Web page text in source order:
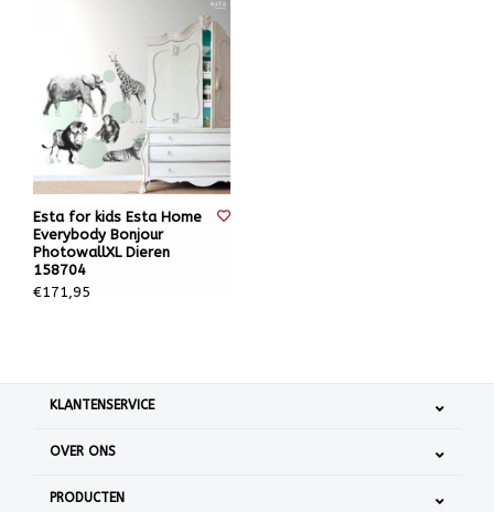
Esta for kids Esta Home
Everybody Bonjour
PhotowallXL Dieren
158704
€171,95
KLANTENSERVICE
OVER ONS
PRODUCTEN